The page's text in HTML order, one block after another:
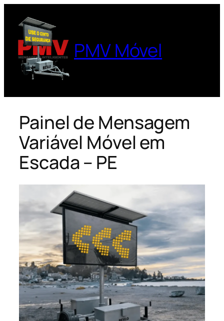
para
conteúdo
PMV Móvel
Painel de Mensagem
Variável Móvel em
Escada – PE